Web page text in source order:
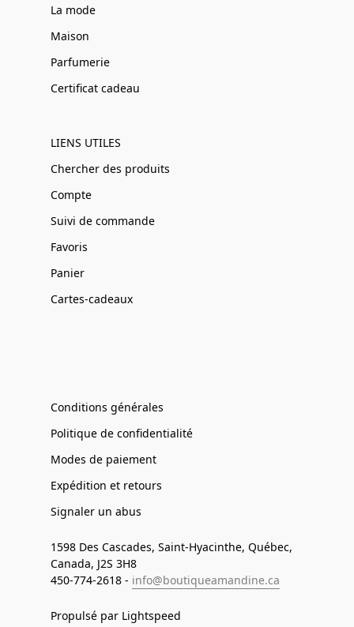
La mode
Maison
Parfumerie
Certificat cadeau
LIENS UTILES
Chercher des produits
Compte
Suivi de commande
Favoris
Panier
Cartes-cadeaux
Conditions générales
Politique de confidentialité
Modes de paiement
Expédition et retours
Signaler un abus
1598 Des Cascades, Saint-Hyacinthe, Québec,
Canada, J2S 3H8
450-774-2618 - info@boutiqueamandine.ca
Propulsé par Lightspeed